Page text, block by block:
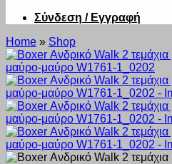
Σύνδεση / Εγγραφή
Home » Shop